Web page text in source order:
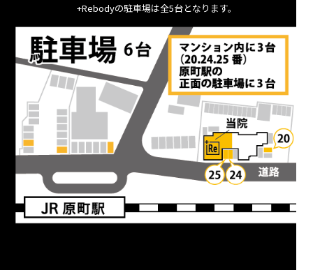
+Rebodyの駐車場は全5台となります。